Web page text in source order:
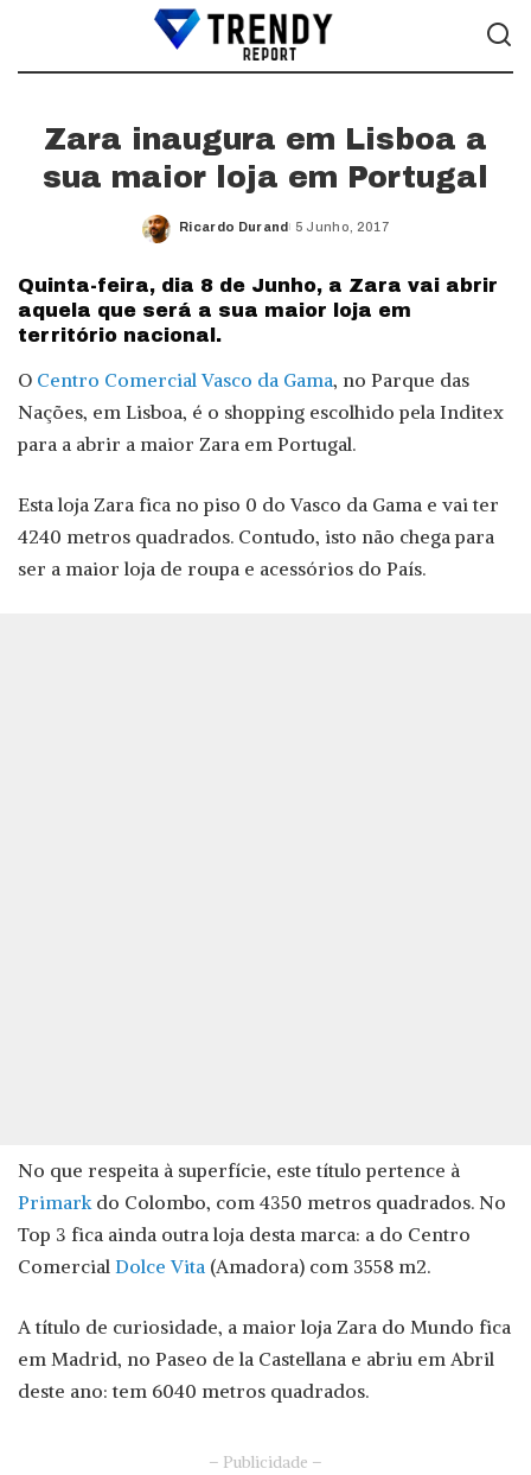
Zara inaugura em Lisboa a
sua maior loja em Portugal
Posted
Ricardo Durand 5 Junho, 2017
Quinta-feira, dia 8 de Junho, a Zara vai abrir
aquela que será a sua maior loja em
território nacional.
O Centro Comercial Vasco da Gama, no Parque das
Nações, em Lisboa, é o shopping escolhido pela Inditex
para a abrir a maior Zara em Portugal.
Esta loja Zara fica no piso 0 do Vasco da Gama e vai ter
4240 metros quadrados. Contudo, isto não chega para
ser a maior loja de roupa e acessórios do País.
No que respeita à superfície, este título pertence à
Primarkdo Colombo, com 4350 metros quadrados. No
Top 3 fica ainda outra loja desta marca: a do Centro
Comercial Dolce Vita (Amadora) com 3558 m2.
A título de curiosidade, a maior loja Zara do Mundo fica
em Madrid, no Paseo de la Castellana e abriu em Abril
deste ano: tem 6040 metros quadrados.
– Publicidade –